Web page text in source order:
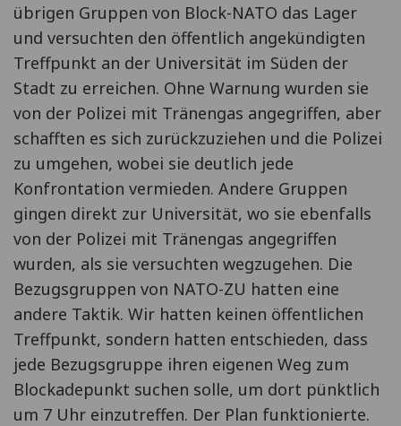
übrigen Gruppen von Block-NATO das Lager
und versuchten den öffentlich angekündigten
Treffpunkt an der Universität im Süden der
Stadt zu erreichen. Ohne Warnung wurden sie
von der Polizei mit Tränengas angegriffen, aber
schafften es sich zurückzuziehen und die Polizei
zu umgehen, wobei sie deutlich jede
Konfrontation vermieden. Andere Gruppen
gingen direkt zur Universität, wo sie ebenfalls
von der Polizei mit Tränengas angegriffen
wurden, als sie versuchten wegzugehen. Die
Bezugsgruppen von NATO-ZU hatten eine
andere Taktik. Wir hatten keinen öffentlichen
Treffpunkt, sondern hatten entschieden, dass
jede Bezugsgruppe ihren eigenen Weg zum
Blockadepunkt suchen solle, um dort pünktlich
um 7 Uhr einzutreffen. Der Plan funktionierte.